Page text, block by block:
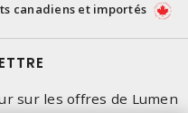
canadiens et importés
sur les offres de Lumen